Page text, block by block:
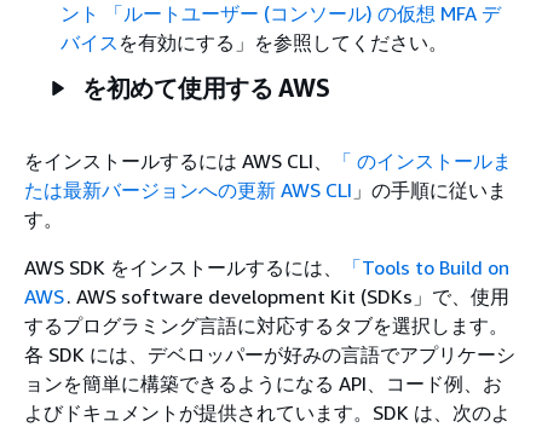
ント 「ルートユーザー (コンソール) の仮想 MFA デ
バイス を有効にする」を参照してください。
を初めて使用する AWS
をインストールするには AWS CLI、
「 のインストールま
たは最新バージョンへの更新 AWS CLI 」の手順に従いま
す。
AWS SDK をインストールするには、
「Tools to Build on
AWS. AWS software development Kit (SDKs」で、使用
するプログラミング言語に対応するタブを選択します。
各 SDK には、デベロッパーが好みの言語でアプリケーシ
ョンを簡単に構築できるようになる API、コード例、お
よびドキュメントが提供されています。SDK は、次のよ